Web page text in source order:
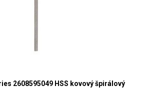
2608595049 HSS kovový špirálový